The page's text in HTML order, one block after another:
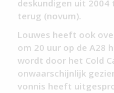
deskundigen uit 2004
terug (novum).
Louwes heeft ook
om 20 uur op de A28
wordt door het Cold
onwaarschijnlijk
vonnis heeft